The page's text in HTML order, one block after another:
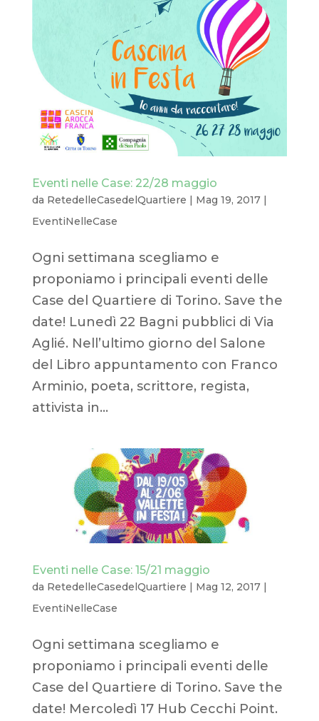
Eventi nelle Case: 22/28 maggio
da RetedelleCasedelQuartiere | Mag 19, 2017|
EventiNelleCase
Ogni settimana scegliamo e
proponiamo i principali eventi delle
Case del Quartiere di Torino. Save the
date! Lunedì 22 Bagni pubblici di Via
Aglié. Nell’ultimo giorno del Salone
del Libro appuntamento con Franco
Arminio, poeta, scrittore, regista,
attivista in...
Eventi nelle Case: 15/21 maggio
da RetedelleCasedelQuartiere | Mag 12, 2017|
EventiNelleCase
Ogni settimana scegliamo e
proponiamo i principali eventi delle
Case del Quartiere di Torino. Save the
date! Mercoledì 17 Hub Cecchi Point.